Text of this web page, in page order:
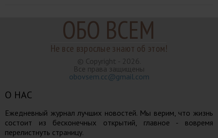
ОБО ВСЕМ
Не все взрослые знают об этом!
© Copyright - 2026.
Все права защищены
obovsem.cc@gmail.com
О НАС
Ежедневный журнал лучших новостей. Мы верим, что жизнь
состоит из бесконечных открытий, главное - вовремя
перелистнуть страницу.